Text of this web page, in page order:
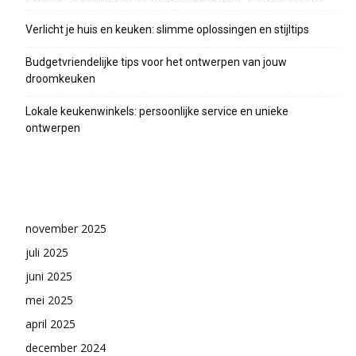
Verlicht je huis en keuken: slimme oplossingen en stijltips
Budgetvriendelijke tips voor het ontwerpen van jouw
droomkeuken
Lokale keukenwinkels: persoonlijke service en unieke
ontwerpen
november 2025
juli 2025
juni 2025
mei 2025
april 2025
december 2024